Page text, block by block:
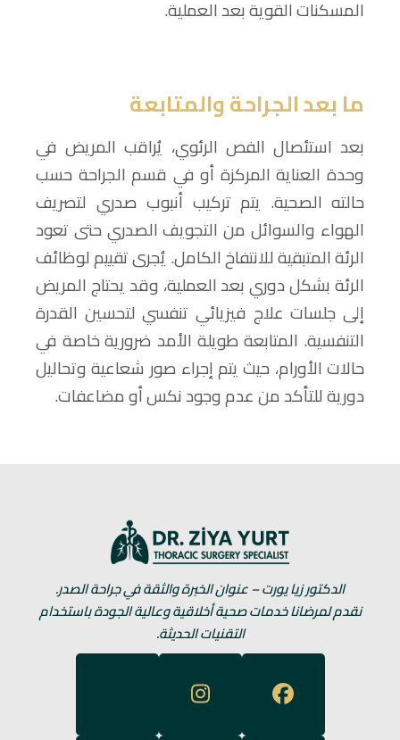
المسكنات القوية بعد العملية.
ما بعد الجراحة والمتابعة
بعد استئصال الفص الرئوي، يُراقب المريض في
وحدة العناية المركزة أو في قسم الجراحة حسب
حالته الصحية. يتم تركيب أنبوب صدري لتصريف
الهواء والسوائل من التجويف الصدري حتى تعود
الرئة المتبقية للانتفاخ الكامل. يُجرى تقييم لوظائف
الرئة بشكل دوري بعد العملية، وقد يحتاج المريض
إلى جلسات علاج فيزيائي تنفسي لتحسين القدرة
التنفسية. المتابعة طويلة الأمد ضرورية خاصة في
حالات الأورام، حيث يتم إجراء صور شعاعية وتحاليل
دورية للتأكد من عدم وجود نكس أو مضاعفات.
الدكتور زيا يورت – عنوان الخبرة والثقة في جراحة الصدر.
نقدم لمرضانا خدمات صحية أخلاقية وعالية الجودة باستخدام
التقنيات الحديثة.